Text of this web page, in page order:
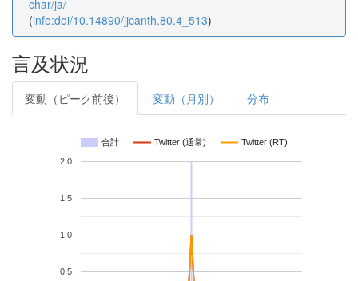
char/ja/
(info:doi/10.14890/jjcanth.80.4_513)
言及状況
変動（ピーク前後） 変動（月別） 分布
合計 Twitter (通常) Twitter (RT)
0.5
1.0
1.5
2.0